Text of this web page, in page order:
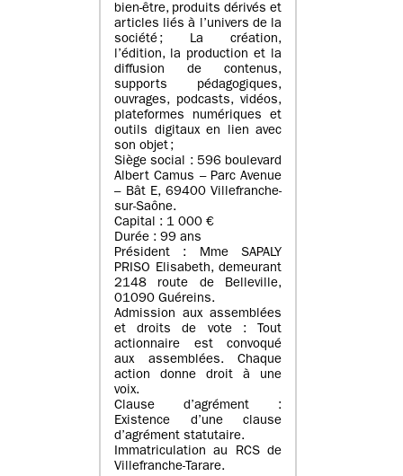
bien-être, produits dérivés et
articles liés à l’univers de la
société ; La création,
l’édition, la production et la
diffusion de contenus,
supports pédagogiques,
ouvrages, podcasts, vidéos,
plateformes numériques et
outils digitaux en lien avec
son objet ;
Siège social : 596 boulevard
Albert Camus – Parc Avenue
– Bât E, 69400 Villefranche-
sur-Saône.
Capital : 1 000 €
Durée : 99 ans
Président : Mme SAPALY
PRISO Elisabeth, demeurant
2148 route de Belleville,
01090 Guéreins.
Admission aux assemblées
et droits de vote : Tout
actionnaire est convoqué
aux assemblées. Chaque
action donne droit à une
voix.
Clause d’agrément :
Existence d’une clause
d’agrément statutaire.
Immatriculation au RCS de
Villefranche-Tarare.